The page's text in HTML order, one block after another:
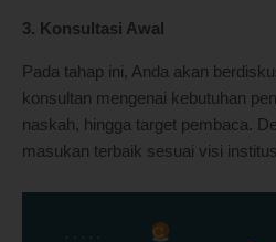
3. Konsultasi Awal
Pada tahap ini, Anda akan
konsultan mengenai kebutuhan
naskah, hingga target pembaca.
masukan terbaik sesuai visi